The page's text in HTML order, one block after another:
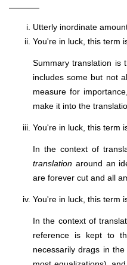
———
Utterly inordinate
You're in luck, this term
Summary translation is
includes some but not
measure for
make it into the
You're in luck, this term
In the context of
translation around an
are forever cut and all
You're in luck, this term
In the context of
reference is kept to
necessarily drags in